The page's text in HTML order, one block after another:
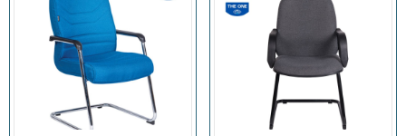
Mua hàng